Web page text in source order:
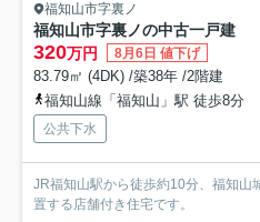
福知山市字裏ノ
福知山市字裏ノの中古一戸建
320万円 8月6日 値下げ
83.79㎡ (4DK) /築38年 /2階建
福知山線「福知山」駅 徒歩8分
公共下水
JR福知山駅から徒歩約10分、福知山
置する店舗付き住宅です。